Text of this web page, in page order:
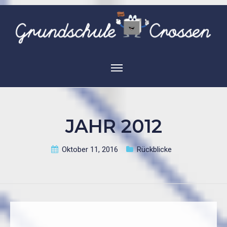
JAHR 2012
Oktober 11, 2016 Rückblicke